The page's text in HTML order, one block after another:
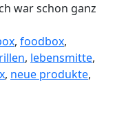
war schon ganz
, foodbox,
, lebensmitte,
, neue produkte,